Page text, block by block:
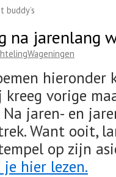
buddy’s
na jarenlang
hieronder
vorige
jaren- en
Want ooit,
op zijn
je hier lezen.